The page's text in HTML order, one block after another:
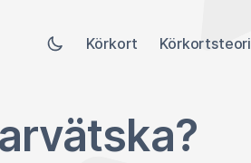
Körkort Körkortsteori